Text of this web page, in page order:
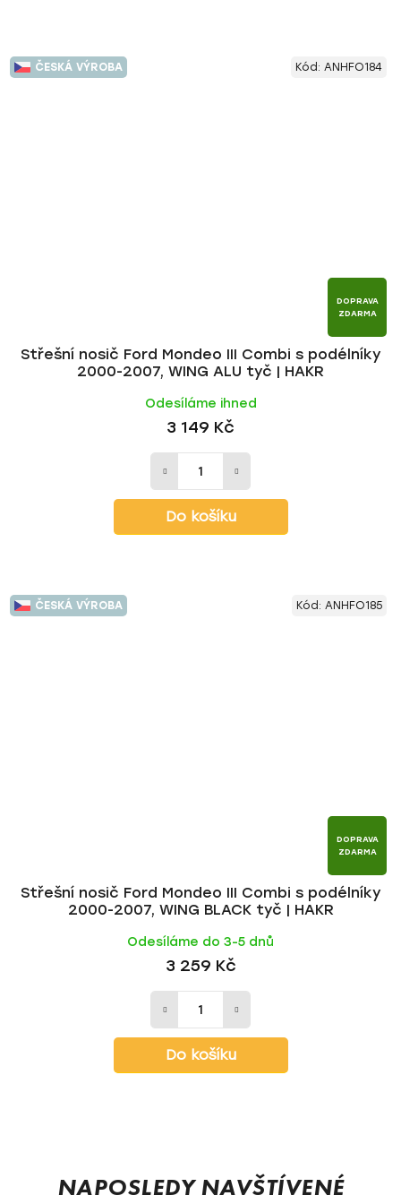
ČESKÁ VÝROBA
DOPRAVA
ZDARMA
Střešní nosič Ford Mondeo III Combi s podélníky
2000-2007, WING ALU tyč | HAKR
Odesíláme ihned
3 149 Kč
Do košíku
Kód: ANHFO184
ČESKÁ VÝROBA
DOPRAVA
ZDARMA
Střešní nosič Ford Mondeo III Combi s podélníky
2000-2007, WING BLACK tyč | HAKR
Odesíláme do 3-5 dnů
3 259 Kč
Do košíku
Kód: ANHFO185
NAPOSLEDY NAVŠTÍVENÉ